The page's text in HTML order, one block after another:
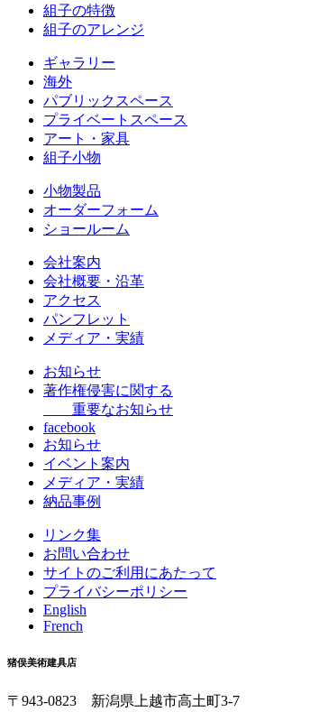
組子の特徴
組子のアレンジ
ギャラリー
海外
パブリックスペース
プライベートスペース
アート・家具
組子小物
小物製品
オーダーフォーム
ショールーム
会社案内
会社概要・沿革
アクセス
パンフレット
メディア・実績
お知らせ
著作権侵害に関する
重要なお知らせ
facebook
お知らせ
イベント案内
メディア・実績
納品事例
リンク集
お問い合わせ
サイトのご利用にあたって
プライバシーポリシー
English
French
猪俣美術建具店
〒943-0823 新潟県上越市高土町3-7